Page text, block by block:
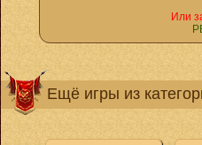
Или
Ещё игры из